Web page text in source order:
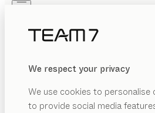
We respect your privacy
We use cookies to personalise
to provide social media
PRODUITS
INSPIRATION
REVENDEUR
TABLEAU
Stefan Radinger